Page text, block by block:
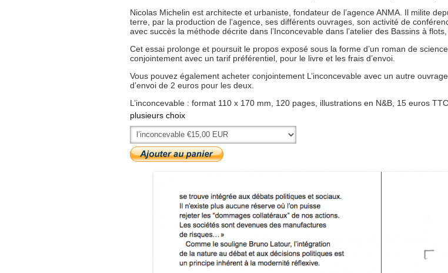
Nicolas Michelin est architecte et urbaniste, fondateur de l’agence ANMA. Il milite
terre, par la production de l’agence, ses différents ouvrages, son activité de
avec succès la méthode décrite dans l’Inconcevable dans l’atelier des Bassins à
Cet essai prolonge et poursuit le propos exposé sous la forme d’un roman de
conjointement avec un tarif préférentiel, pour le livre et les frais d’envoi.
Vous pouvez également acheter conjointement L’inconcevable avec un autre
d’envoi de 2 euros pour les deux.
L’inconcevable : format 110 x 170 mm, 120 pages, illustrations en N&B, 15 euros TTC
plusieurs choix